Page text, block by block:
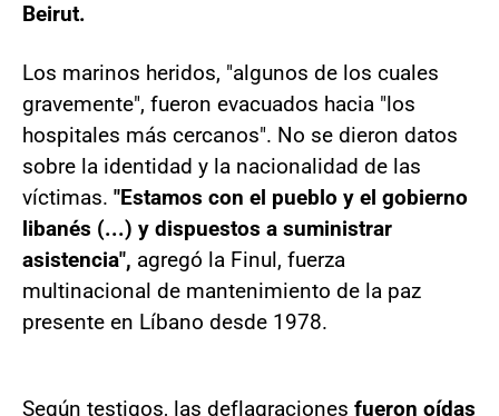
Beirut.
Los marinos heridos, "algunos de los cuales
gravemente", fueron evacuados hacia "los
hospitales más cercanos". No se dieron datos
sobre la identidad y la nacionalidad de las
víctimas. "Estamos con el pueblo y el gobierno
libanés (...) y dispuestos a suministrar
asistencia", agregó la Finul, fuerza
multinacional de mantenimiento de la paz
presente en Líbano desde 1978.
Según testigos, las deflagraciones fueron oídas